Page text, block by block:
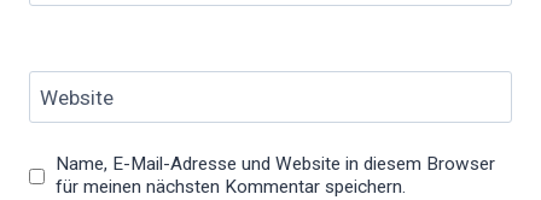
Website
Name, E-Mail-Adresse und Website in diesem Browser
für meinen nächsten Kommentar speichern.